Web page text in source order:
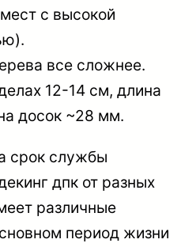
с высокой
все сложнее.
12-14 см, длина
досок ~28 мм.
срок службы
дпк от разных
различные
период жизни